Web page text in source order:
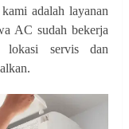
adalah layanan
AC sudah bekerja
lokasi servis dan